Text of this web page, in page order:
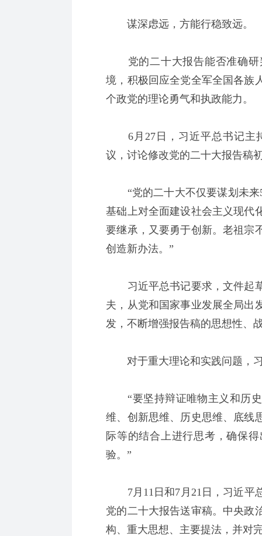
谋深虑远，方能行稳致远。
党的二十大报告能否准确研
境，积极回应全党全军全国各族
个政党的理论勇气和执政能力。
6月27日，习近平总书记主
议，讨论修改党的二十大报告稿
“党的二十大不仅要谋划未来
基础上对全面建设社会主义现代
要继承，又要勇于创新。老祖宗
创造新办法。”
习近平总书记要求，文件起草
夫，从党和国家事业发展全局出
发，不断增强报告稿的思想性、
对于重大理论和实践问题，习
“要坚持辩证唯物主义和历史
维、创新思维、历史思维、底线
际等的结合上进行思考，确保
验。”
7月11日和7月21日，习近平
党的二十大报告送审稿。中央政
构、重大思想、主要提法，并对